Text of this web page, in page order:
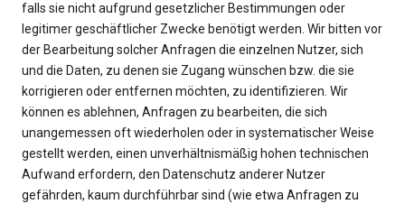
falls sie nicht aufgrund gesetzlicher Bestimmungen oder
legitimer geschäftlicher Zwecke benötigt werden. Wir bitten vor
der Bearbeitung solcher Anfragen die einzelnen Nutzer, sich
und die Daten, zu denen sie Zugang wünschen bzw. die sie
korrigieren oder entfernen möchten, zu identifizieren. Wir
können es ablehnen, Anfragen zu bearbeiten, die sich
unangemessen oft wiederholen oder in systematischer Weise
gestellt werden, einen unverhältnismäßig hohen technischen
Aufwand erfordern, den Datenschutz anderer Nutzer
gefährden, kaum durchführbar sind (wie etwa Anfragen zu